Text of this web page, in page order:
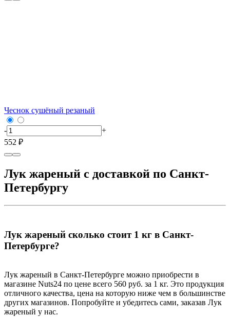
Чеснок сушёный резаный
-
+
552 ₽
Лук жареный с доставкой по Санкт-
Петербургу
Лук жареный сколько стоит 1 кг в Санкт-
Петербурге?
Лук жареный в Санкт-Петербурге можно приобрести в
магазине Nuts24 по цене всего 560 руб. за 1 кг. Это продукция
отличного качества, цена на которую ниже чем в большинстве
других магазинов. Попробуйте и убедитесь сами, заказав Лук
жареный у нас.